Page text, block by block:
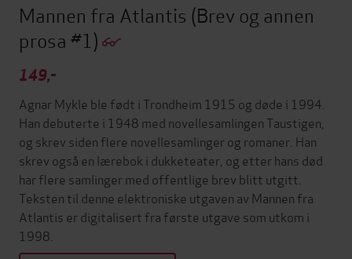
Mannen fra Atlantis (Brev og annen
prosa #1)
149,-
Agnar Mykle ble født i Trondheim 1915 og døde i 1994.
Han debuterte i 1948 med novellesamlingen Taustigen,
og skrev siden flere novellesamlinger og romaner. Han
skrev også en lærebok i dukketeater, og etter hans død
har flere samlinger med offentlige brev blitt utgitt.
Teksten til denne elektroniske utgaven av Mannen fra
Atlantis er digitalisert fra første utgave som utkom i
1998.